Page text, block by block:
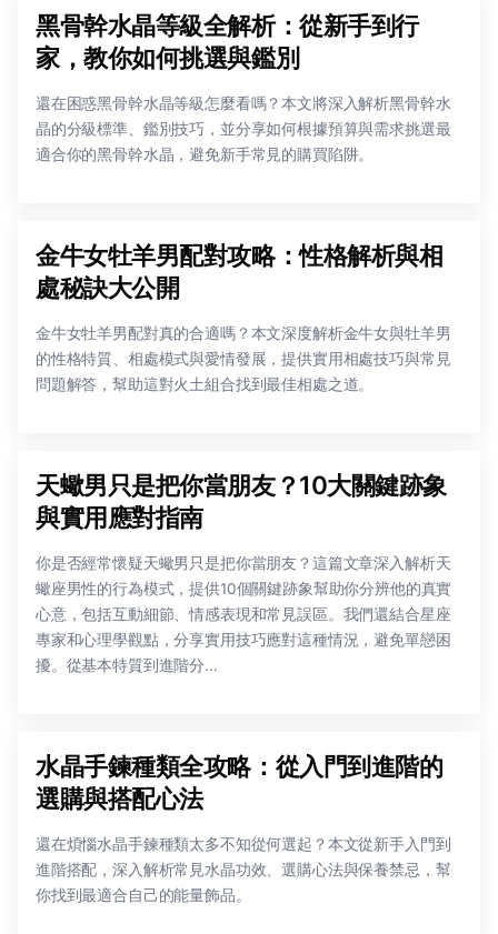
黑骨幹水晶等級全解析：從新手到行
家，教你如何挑選與鑑別
還在困惑黑骨幹水晶等級怎麼看嗎？本文將深入解析黑骨幹水
晶的分級標準、鑑別技巧，並分享如何根據預算與需求挑選最
適合你的黑骨幹水晶，避免新手常見的購買陷阱。
金牛女牡羊男配對攻略：性格解析與相
處秘訣大公開
金牛女牡羊男配對真的合適嗎？本文深度解析金牛女與牡羊男
的性格特質、相處模式與愛情發展，提供實用相處技巧與常見
問題解答，幫助這對火土組合找到最佳相處之道。
天蠍男只是把你當朋友？10大關鍵跡象
與實用應對指南
你是否經常懷疑天蠍男只是把你當朋友？這篇文章深入解析天
蠍座男性的行為模式，提供10個關鍵跡象幫助你分辨他的真實
心意，包括互動細節、情感表現和常見誤區。我們還結合星座
專家和心理學觀點，分享實用技巧應對這種情況，避免單戀困
擾。從基本特質到進階分...
水晶手鍊種類全攻略：從入門到進階的
選購與搭配心法
還在煩惱水晶手鍊種類太多不知從何選起？本文從新手入門到
進階搭配，深入解析常見水晶功效、選購心法與保養禁忌，幫
你找到最適合自己的能量飾品。